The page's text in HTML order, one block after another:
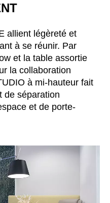
allient légèreté et
à se réunir. Par
et la table assortie
la collaboration
à mi-hauteur fait
de séparation
et de porte-